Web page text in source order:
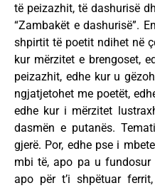
të peizazhit, të dashurisë
“Zambakët e dashurisë”.
shpirtit të poetit ndihet në
kur mërzitet e brengoset,
peizazhit, edhe kur u
ngjatjetohet me poetët,
edhe kur i mërzitet
dasmën e putanës.
gjerë. Por, edhe pse i
mbi të, apo pa u fundosur
apo për t’i shpëtuar